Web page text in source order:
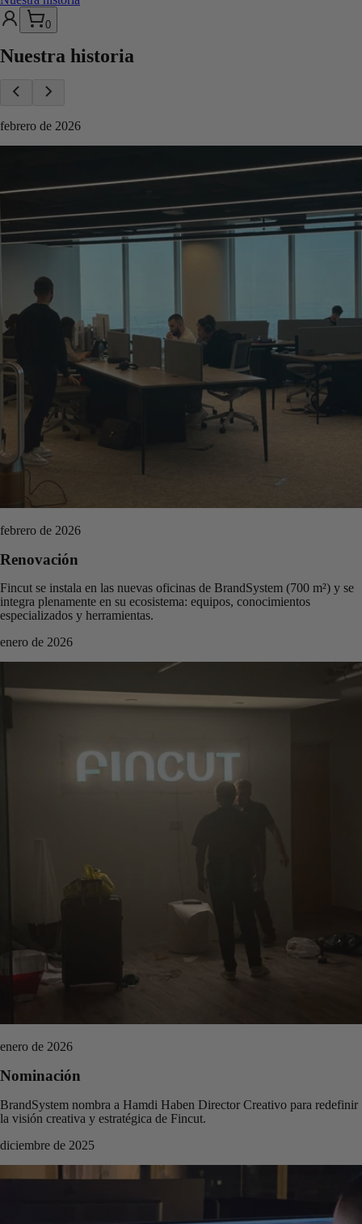
0
Nuestra historia
febrero de 2026
febrero de 2026
Renovación
Fincut se instala en las nuevas oficinas de BrandSystem (700 m²) y se
integra plenamente en su ecosistema: equipos, conocimientos
especializados y herramientas.
enero de 2026
enero de 2026
Nominación
BrandSystem nombra a Hamdi Haben Director Creativo para redefinir
la visión creativa y estratégica de Fincut.
diciembre de 2025